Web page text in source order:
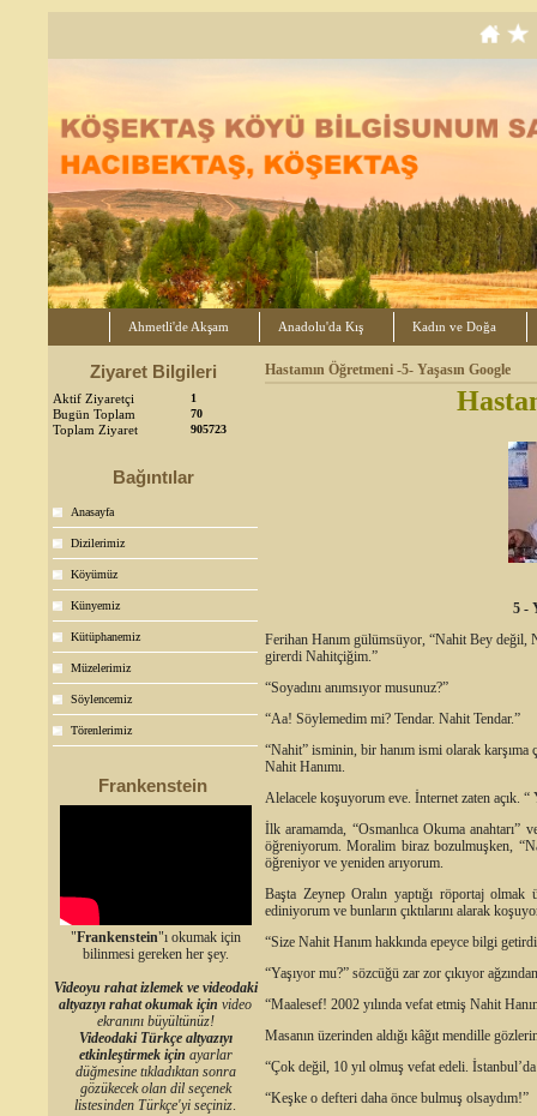
Ahmetli'de Akşam Anadolu'da Kış Kadın ve Doğa
Ziyaret Bilgileri
Aktif Ziyaretçi 1
Bugün Toplam 70
Toplam Ziyaret 905723
Bağıntılar
Anasayfa
Dizilerimiz
Köyümüz
Künyemiz
Kütüphanemiz
Müzelerimiz
Söylencemiz
Törenlerimiz
Frankenstein
"Frankenstein"ı okumak için
bilinmesi gereken her şey.
Videoyu rahat izlemek ve videodaki
altyazıyı rahat okumak için video
ekranını büyültünüz!
Videodaki Türkçe altyazıyı
etkinleştirmek için ayarlar
düğmesine tıkladıktan sonra
gözükecek olan dil seçenek
listesinden Türkçe'yi seçiniz.
Hastamın Öğretmeni -5- Yaşasın Google
5 -
Ferihan Hanım gülümsüyor, “Nahit Bey değil,
girerdi Nahitçiğim.”
“Soyadını anımsıyor musunuz?”
“Aa! Söylemedim mi? Tendar. Nahit Tendar.”
“Nahit” isminin, bir hanım ismi olarak karşıma
Nahit Hanımı.
Alelacele koşuyorum eve. İnternet zaten açık.
İlk aramamda, “Osmanlıca Okuma anahtarı”
öğreniyorum. Moralim biraz bozulmuşken,
öğreniyor ve yeniden arıyorum.
Başta Zeynep Oralın yaptığı röportaj
ediniyorum ve bunların çıktılarını alarak
“Size Nahit Hanım hakkında epeyce bilgi
“Yaşıyor mu?” sözcüğü zar zor çıkıyor
“Maalesef! 2002 yılında vefat etmiş Nahit
Masanın üzerinden aldığı kâğıt mendille
“Çok değil, 10 yıl olmuş vefat edeli.
“Keşke o defteri daha önce bulmuş olsaydım!”